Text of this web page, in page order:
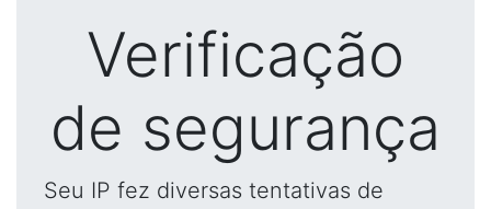
Verificação
de segurança
Seu IP fez diversas tentativas de